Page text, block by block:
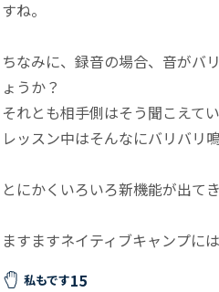
すね。
ちなみに、録音の場合、音がバ
ょうか？
それとも相手側はそう聞こえて
レッスン中はそんなにバリバリ
とにかくいろいろ新機能が出て
ますますネイティブキャンプに
私もです15